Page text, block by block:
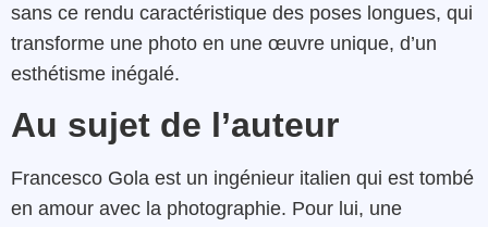
sans ce rendu caractéristique des poses longues, qui
transforme une photo en une œuvre unique, d’un
esthétisme inégalé.
Au sujet de l’auteur
Francesco Gola est un ingénieur italien qui est tombé
en amour avec la photographie. Pour lui, une